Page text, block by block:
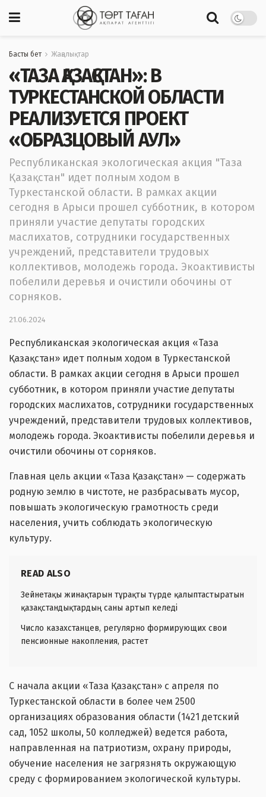
Басты бет Жаңалықтар
«ТАЗА ҚАЗАҚСТАН»: В
ТУРКЕСТАНСКОЙ ОБЛАСТИ
РЕАЛИЗУЕТСЯ ПРОЕКТ
«ОБРАЗЦОВЫЙ АУЛ»
Республиканская экологическая акция "Таза
Қазақстан" идет полным ходом в
Туркестанской области. В рамках акции
сегодня в Арыси прошел субботник, в котором
приняли участие депутаты городских
маслихатов, сотрудники государственных
учреждений, представители трудовых
коллективов, молодежь города. Экоактивисты
побелили деревья и очистили обочины от
сорняков.
21.06.2024
Республиканская экологическая акция «Таза
Қазақстан» идет полным ходом в Туркестанской
области. В рамках акции сегодня в Арыси прошел
субботник, в котором приняли участие депутаты
городских маслихатов, сотрудники государственных
учреждений, представители трудовых коллективов,
молодежь города. Экоактивисты побелили деревья и
очистили обочины от сорняков.
Главная цель акции «Таза Қазақстан» — содержать
родную землю в чистоте, не разбрасывать мусор,
повышать экологическую грамотность среди
населения, учить соблюдать экологическую
культуру.
READ ALSO
Зейнетақы жинақтарын тұрақты түрде қалыптастыратын
қазақстандықтардың саны артып келеді
Число казахстанцев, регулярно формирующих свои
пенсионные накопления, растет
С начала акции «Таза Қазақстан» с апреля по
Туркестанской области в более чем 2500
организациях образования области (1421 детский
сад, 1052 школы, 50 колледжей) ведется работа,
направленная на патриотизм, охрану природы,
обучение населения не загрязнять окружающую
среду с формированием экологической культуры.